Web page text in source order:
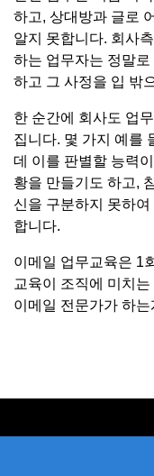
하고, 상대방과 글로
알지 못합니다. 회사
하는 업무자는 정말
하고 그 사정을 입 밖
한 순간에 회사도 업
집니다. 몇 가지 예를
데 이를 판별할 능력
황을 만들기도 하고,
신을 구분하지 못하
합니다.
이메일 업무교육은 1
교육이 조직에 미치
이메일 전문가가 하